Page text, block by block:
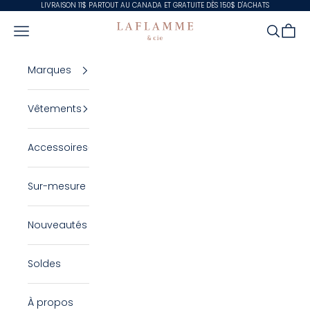
Passer au contenu
LIVRAISON 11$ PARTOUT AU CANADA ET GRATUITE DÈS 150$ D'ACHATS
Laflamme & Cie
Ouvrir la navigation Ouvrir
Voir
Marques
Vêtements
Accessoires
Sur-mesure
Nouveautés
Soldes
À propos